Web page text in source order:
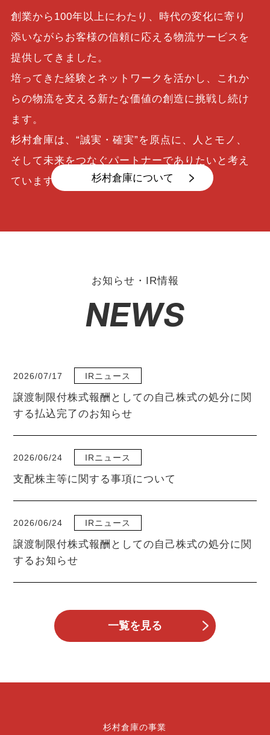
創業から100年以上にわたり、時代の変化に寄り
添いながらお客様の信頼に応える物流サービスを
提供してきました。
培ってきた経験とネットワークを活かし、これか
らの物流を支える新たな価値の創造に挑戦し続け
ます。
杉村倉庫は、“誠実・確実”を原点に、人とモノ、
そして未来をつなぐパートナーでありたいと考え
ています。
杉村倉庫について
お知らせ・IR情報
NEWS
2026/07/17 IRニュース
譲渡制限付株式報酬としての自己株式の処分に関
する払込完了のお知らせ
2026/06/24 IRニュース
支配株主等に関する事項について
2026/06/24 IRニュース
譲渡制限付株式報酬としての自己株式の処分に関
するお知らせ
一覧を見る
杉村倉庫の事業